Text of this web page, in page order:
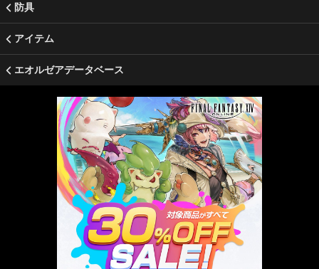
防具
アイテム
エオルゼアデータベース